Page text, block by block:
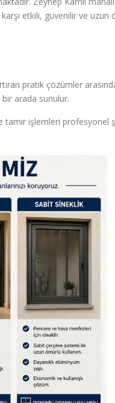
etkili, güvenilir ve uzun
pratik çözümler
arada sunulur.
tamir işlemleri profesyonel